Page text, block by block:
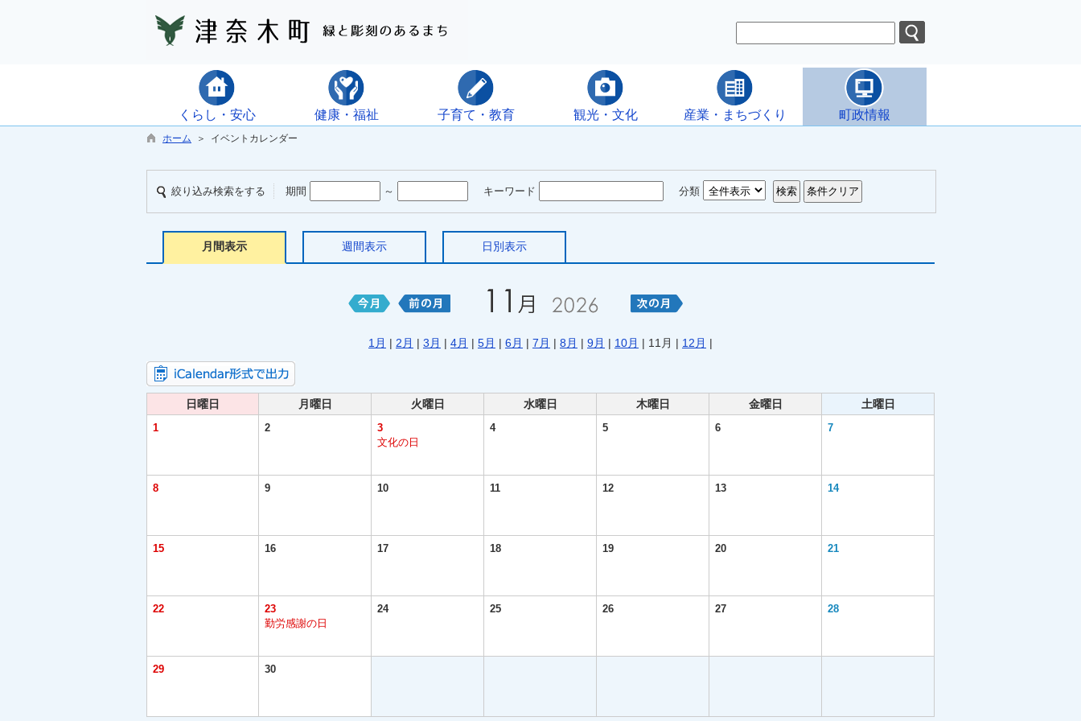
くらし・安心 健康・福祉 子育て・教育 観光・文化 産業・まちづくり 町政情報
ホーム ＞ イベントカレンダー
絞り込み検索をする 期間 ～ キーワード 分類
月間表示 週間表示 日別表示
1月 | 2月 | 3月 | 4月 | 5月 | 6月 | 7月 | 8月 | 9月 | 10月 | 11月 | 12月 |
日曜日 月曜日 火曜日 水曜日 木曜日 金曜日 土曜日
1 2
3
文化の日
4 5 6 7
8 9 10 11 12 13 14
15 16 17 18 19 20 21
22
23
勤労感謝の日
24 25 26 27 28
29 30